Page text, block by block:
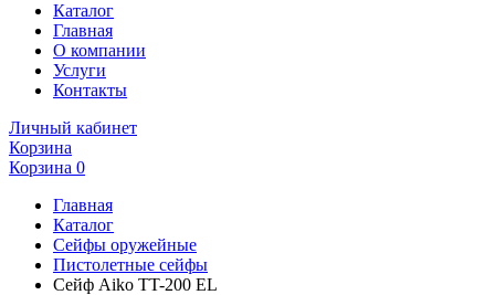
Каталог
Главная
О компании
Услуги
Контакты
Личный кабинет
Корзина
Корзина 0
Главная
Каталог
Сейфы оружейные
Пистолетные сейфы
Сейф Aiko TT-200 EL